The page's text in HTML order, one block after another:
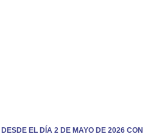
EL DÍA 2 DE MAYO DE 2026 CON